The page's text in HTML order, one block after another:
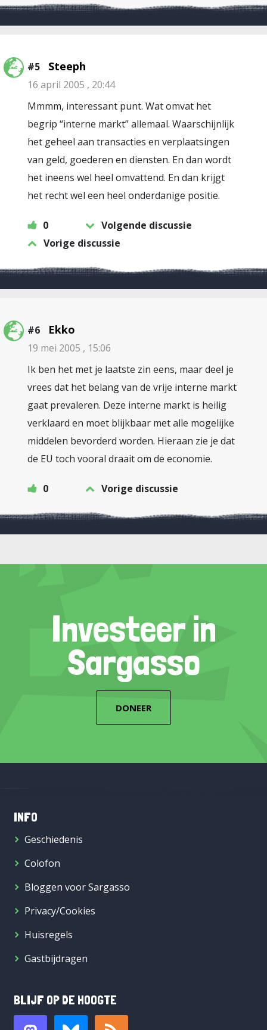
#5 Steeph
16 april 2005 , 20:44
Mmmm, interessant punt. Wat omvat het
begrip “interne markt” allemaal. Waarschijnlijk
het geheel aan transacties en verplaatsingen
van geld, goederen en diensten. En dan wordt
het ineens wel heel omvattend. En dan krijgt
het recht wel een heel onderdanige positie.
0
Volgende discussie
Vorige discussie
#6 Ekko
19 mei 2005 , 15:06
Ik ben het met je laatste zin eens, maar deel je
vrees dat het belang van de vrije interne markt
gaat prevaleren. Deze interne markt is heilig
verklaard en moet blijkbaar met alle mogelijke
middelen bevorderd worden. Hieraan zie je dat
de EU toch vooral draait om de economie.
0 Vorige discussie
Investeer in
Sargasso
DONEER
INFO
Geschiedenis
Colofon
Bloggen voor Sargasso
Privacy/Cookies
Huisregels
Gastbijdragen
BLIJF OP DE HOOGTE